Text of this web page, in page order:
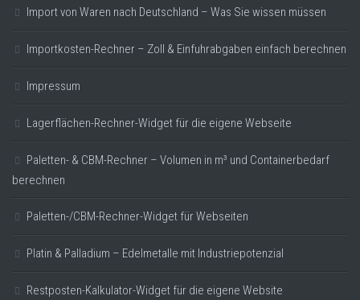
Import von Waren nach Deutschland – Was Sie wissen müssen
Importkosten-Rechner – Zoll & Einfuhrabgaben einfach berechnen
Impressum
Lagerflächen-Rechner-Widget für die eigene Webseite
Paletten- & CBM-Rechner – Volumen in m³ und Containerbedarf
berechnen
Paletten-/CBM-Rechner-Widget für Webseiten
Platin & Palladium – Edelmetalle mit Industriepotenzial
Restposten-Kalkulator-Widget für die eigene Website